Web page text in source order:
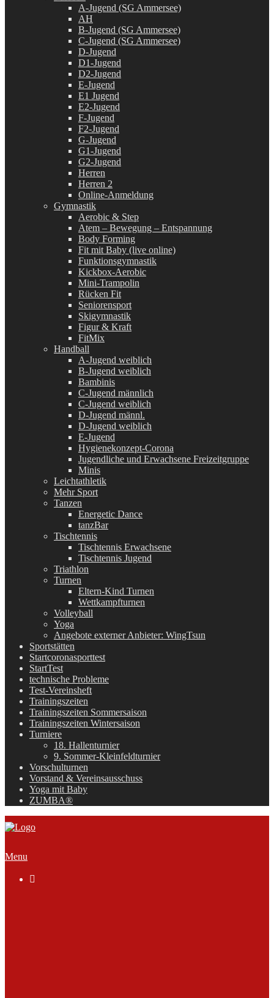
A-Jugend (SG Ammersee)
AH
B-Jugend (SG Ammersee)
C-Jugend (SG Ammersee)
D-Jugend
D1-Jugend
D2-Jugend
E-Jugend
E1 Jugend
E2-Jugend
F-Jugend
F2-Jugend
G-Jugend
G1-Jugend
G2-Jugend
Herren
Herren 2
Online-Anmeldung
Gymnastik
Aerobic & Step
Atem – Bewegung – Entspannung
Body Forming
Fit mit Baby (live online)
Funktionsgymnastik
Kickbox-Aerobic
Mini-Trampolin
Rücken Fit
Seniorensport
Skigymnastik
Figur & Kraft
FitMix
Handball
A-Jugend weiblich
B-Jugend weiblich
Bambinis
C-Jugend männlich
C-Jugend weiblich
D-Jugend männl.
D-Jugend weiblich
E-Jugend
Hygienekonzept-Corona
Jugendliche und Erwachsene Freizeitgruppe
Minis
Leichtathletik
Mehr Sport
Tanzen
Energetic Dance
tanzBar
Tischtennis
Tischtennis Erwachsene
Tischtennis Jugend
Triathlon
Turnen
Eltern-Kind Turnen
Wettkampfturnen
Volleyball
Yoga
Angebote externer Anbieter: WingTsun
Sportstätten
Startcoronasporttest
StartTest
technische Probleme
Test-Vereinsheft
Trainingszeiten
Trainingszeiten Sommersaison
Trainingszeiten Wintersaison
Turniere
18. Hallenturnier
9. Sommer-Kleinfeldturnier
Vorschulturnen
Vorstand & Vereinsausschuss
Yoga mit Baby
ZUMBA®
Menu
